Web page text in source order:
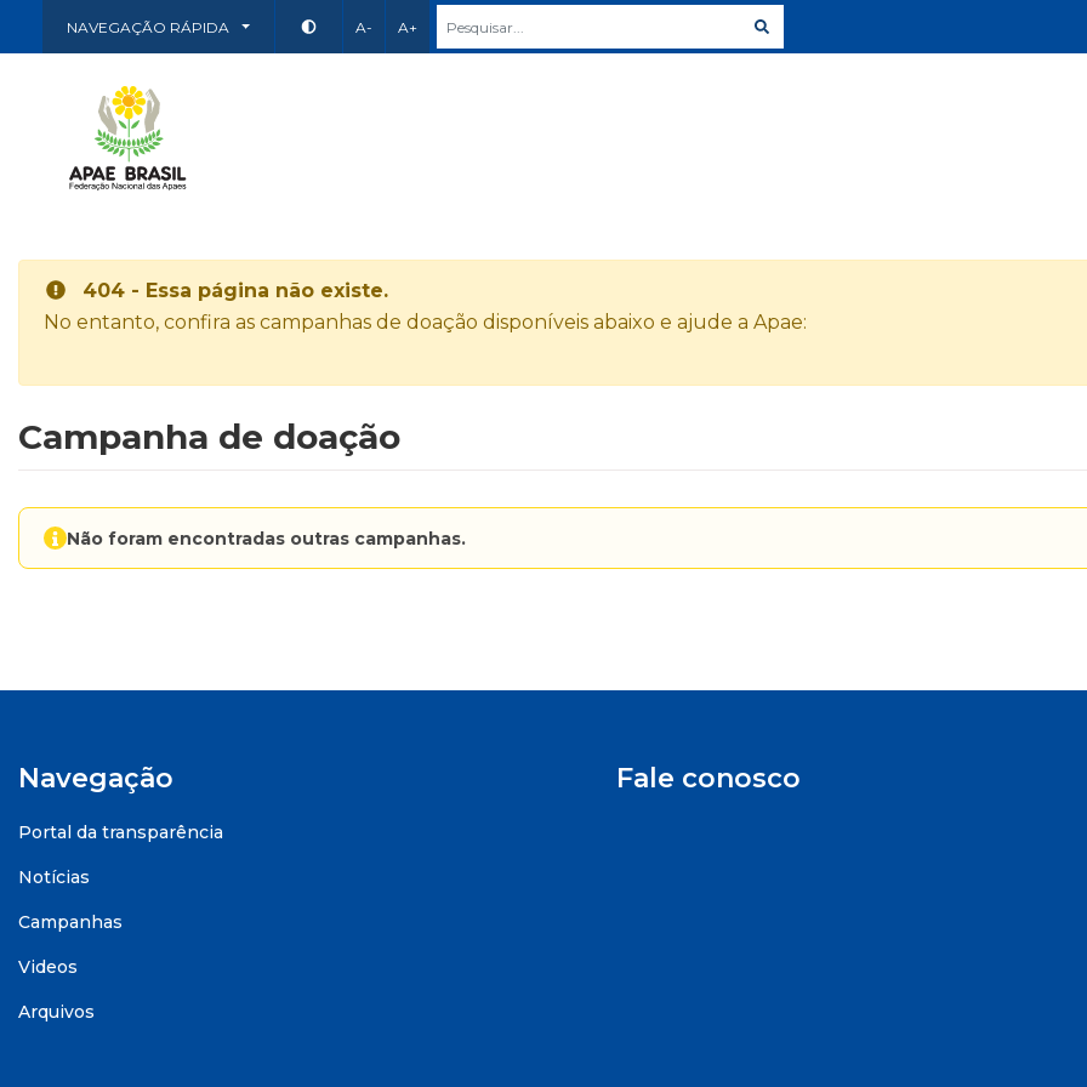
NAVEGAÇÃO RÁPIDA A- A+
404 - Essa página não existe.
No entanto, confira as campanhas de doação disponíveis abaixo e ajude a Apae:
Campanha de doação
Não foram encontradas outras campanhas.
Navegação
Portal da transparência
Notícias
Campanhas
Videos
Arquivos
Fale conosco